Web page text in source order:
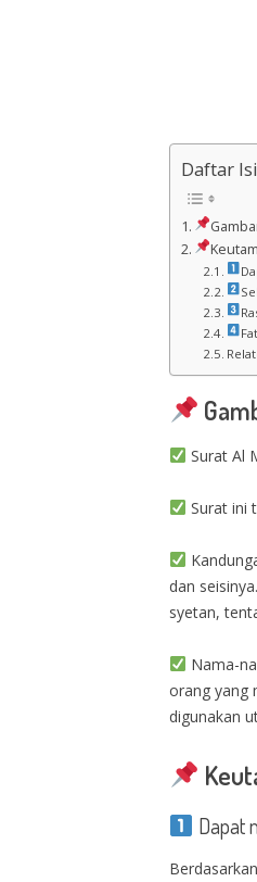
Daftar Isi
Surat Al
Surat ini
dan
syetan,
Nama-
orang yang
digunakan
Dapat